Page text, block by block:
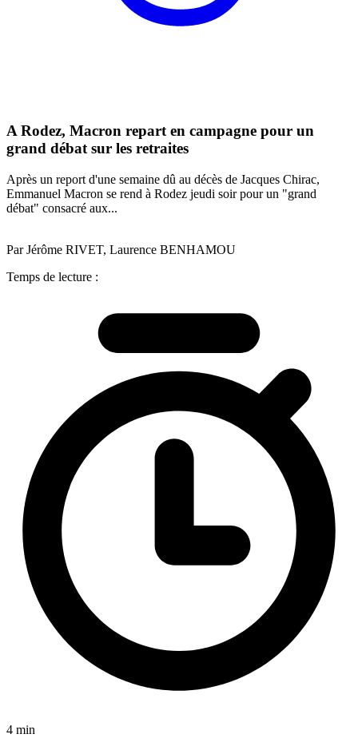
A Rodez, Macron repart en campagne pour un
grand débat sur les retraites
Après un report d'une semaine dû au décès de Jacques Chirac,
Emmanuel Macron se rend à Rodez jeudi soir pour un "grand
débat" consacré aux...
Par Jérôme RIVET, Laurence BENHAMOU
Temps de lecture :
4 min